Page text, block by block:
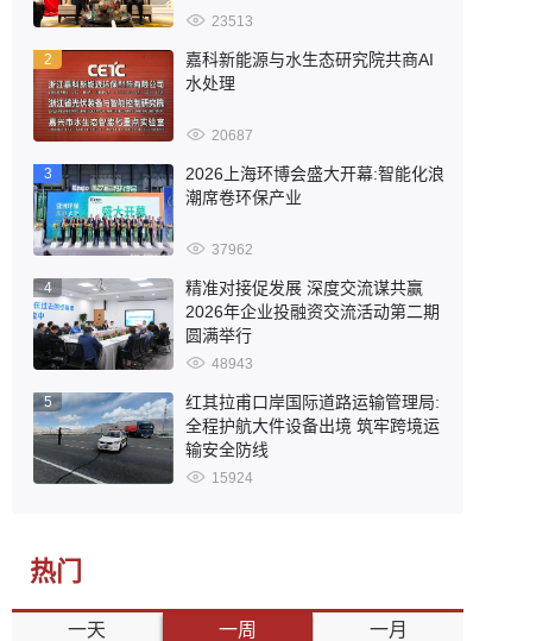
23513
2
嘉科新能源与水生态研究院共商AI
水处理
20687
3
2026上海环博会盛大开幕:智能化浪
潮席卷环保产业
37962
4
精准对接促发展 深度交流谋共赢
2026年企业投融资交流活动第二期
圆满举行
48943
5
红其拉甫口岸国际道路运输管理局:
全程护航大件设备出境 筑牢跨境运
输安全防线
15924
热门
一天 一周 一月